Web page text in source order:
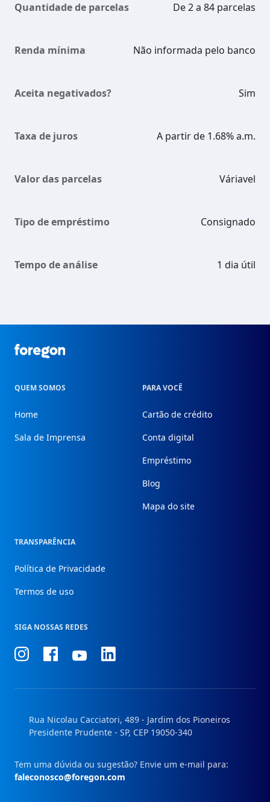
Quantidade de parcelas De 2 a 84 parcelas
Renda mínima Não informada pelo banco
Aceita negativados? Sim
Taxa de juros A partir de 1.68% a.m.
Valor das parcelas Váriavel
Tipo de empréstimo Consignado
Tempo de análise 1 dia útil
Foregon.com
QUEM SOMOS
Home
Sala de Imprensa
PARA VOCÊ
Cartão de crédito
Conta digital
Empréstimo
Blog
Mapa do site
TRANSPARÊNCIA
Política de Privacidade
Termos de uso
SIGA NOSSAS REDES
ConheçaConheçaConheçaConheça
Rua Nicolau Cacciatori, 489 - Jardim dos Pioneiros
Presidente Prudente - SP, CEP 19050-340
Tem uma dúvida ou sugestão? Envie um e-mail para:
faleconosco@foregon.com